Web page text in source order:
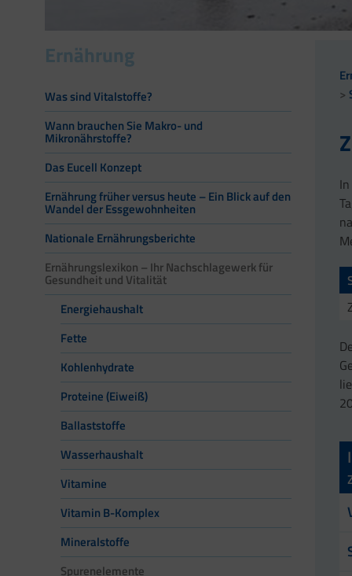
Ernährung
Was sind Vitalstoffe?
Wann brauchen Sie Makro- und
Mikronährstoffe?
Das Eucell Konzept
Ernährung früher versus heute – Ein Blick auf den
Wandel der Essgewohnheiten
Nationale Ernährungsberichte
Ernährungslexikon – Ihr Nachschlagewerk für
Gesundheit und Vitalität
Energiehaushalt
Fette
Kohlenhydrate
Proteine (Eiweiß)
Ballaststoffe
Wasserhaushalt
Vitamine
Vitamin B-Komplex
Mineralstoffe
Spurenelemente